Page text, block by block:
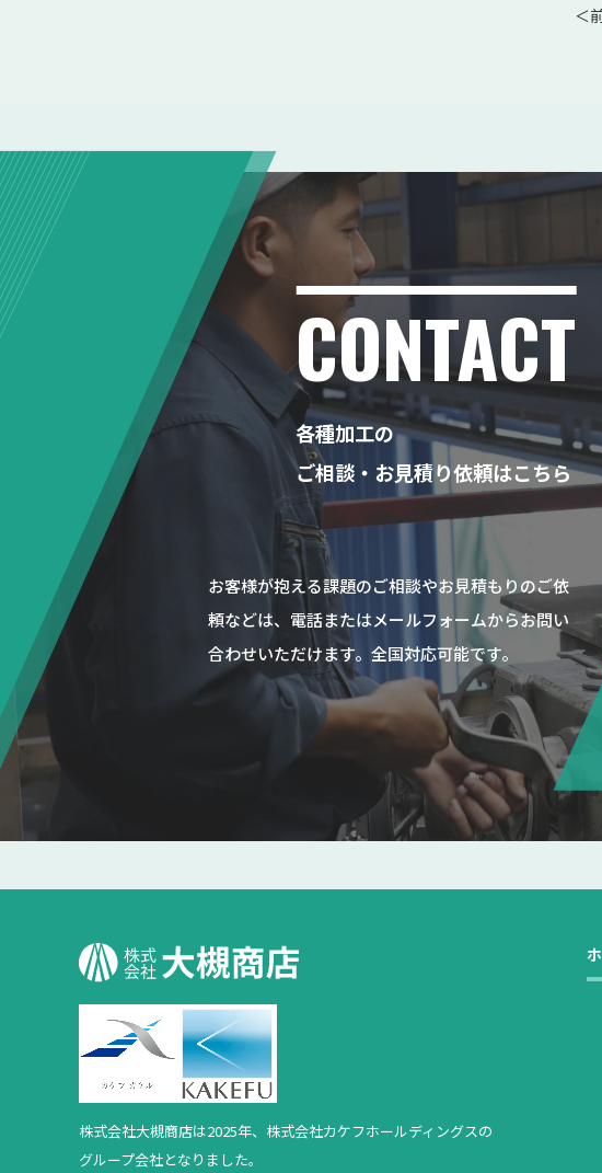
＜
CONTACT
各種加工の
ご相談・お見積り依頼はこちら
お客様が抱える課題のご相談やお見積もりのご依
頼などは、電話またはメールフォームからお問い
合わせいただけます。全国対応可能です。
株式会社大槻商店は2025年、 株式会社カケフホールディングスの
グループ会社となりました。